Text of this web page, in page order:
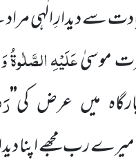
سے دیدارِ الٰہی
موسیٰعَلَیْہِ الصَّلٰوۃُ
میں عرض کی’’
رب مجھے اپنا دیدار